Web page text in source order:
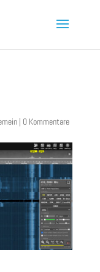
| 0 Kommentare